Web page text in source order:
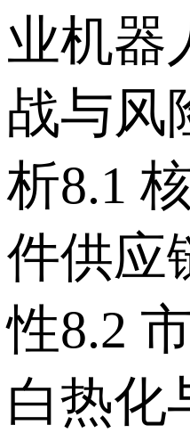
业机器
战与风
析 8.1
件供应
性 8.2
白热化